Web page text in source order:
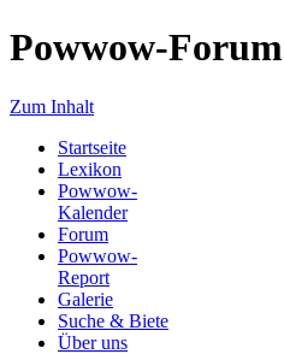
Powwow-Forum
Zum Inhalt
Startseite
Lexikon
Powwow-
Kalender
Forum
Powwow-
Report
Galerie
Suche & Biete
Über uns